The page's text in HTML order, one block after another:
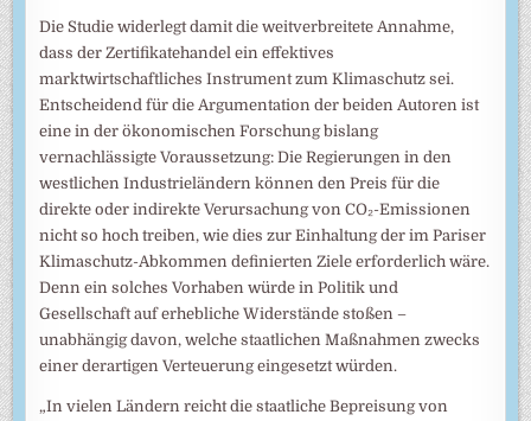
Die Studie widerlegt damit die weitverbreitete Annahme,
dass der Zertifikatehandel ein effektives
marktwirtschaftliches Instrument zum Klimaschutz sei.
Entscheidend für die Argumentation der beiden Autoren ist
eine in der ökonomischen Forschung bislang
vernachlässigte Voraussetzung: Die Regierungen in den
westlichen Industrieländern können den Preis für die
direkte oder indirekte Verursachung von CO₂-Emissionen
nicht so hoch treiben, wie dies zur Einhaltung der im Pariser
Klimaschutz-Abkommen definierten Ziele erforderlich wäre.
Denn ein solches Vorhaben würde in Politik und
Gesellschaft auf erhebliche Widerstände stoßen –
unabhängig davon, welche staatlichen Maßnahmen zwecks
einer derartigen Verteuerung eingesetzt würden.
„In vielen Ländern reicht die staatliche Bepreisung von